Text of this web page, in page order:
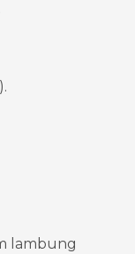
lambung